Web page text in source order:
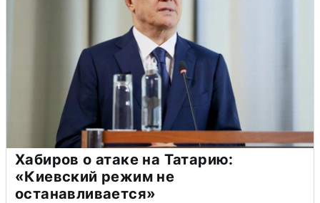
Хабиров о атаке на Татарию:
«Киевский режим не
останавливается»